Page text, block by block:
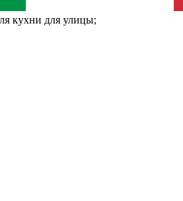
кухни для улицы;